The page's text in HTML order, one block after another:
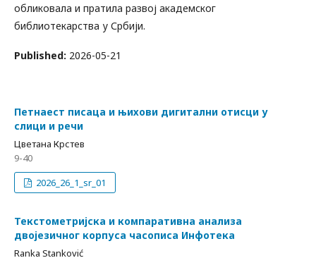
обликовала и пратила развој академског
библиотекарства у Србији.
Published: 2026-05-21
Петнаест писаца и њихови дигитални отисци у
слици и речи
Цветана Крстев
9-40
2026_26_1_sr_01
Текстометријска и компаративна анализа
двојезичног корпуса часописа Инфотека
Ranka Stanković